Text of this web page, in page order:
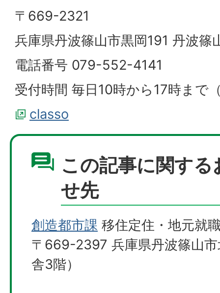
〒669-2321
兵庫県丹波篠山市黒岡191 丹波篠
電話番号 079-552-4141
受付時間 毎日10時から17時まで
classo
この記事に関する
せ先
創造都市課 移住定住・地元就
〒669-2397 兵庫県丹波篠山
舎3階）